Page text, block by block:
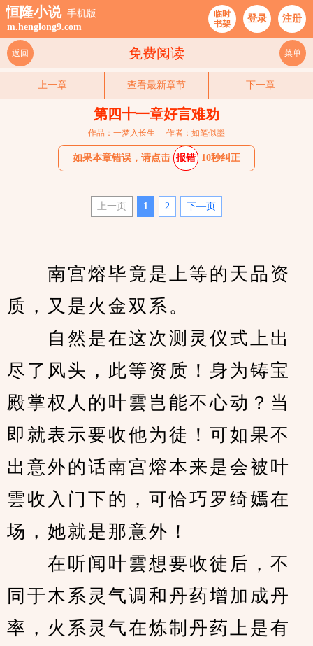
恒隆小说 手机版
m.henglong9.com
临时
书架
登录 注册
免费阅读
返回 菜单
上一章 查看最新章节 下一章
第四十一章好言难劝
作品：一梦入长生 作者：如笔似墨
如果本章错误，请点击 报错 10秒纠正
上一页 1 2 下—页
南宫熔毕竟是上等的天品资
质，又是火金双系。
自然是在这次测灵仪式上出
尽了风头，此等资质！身为铸宝
殿掌权人的叶雲岂能不心动？当
即就表示要收他为徒！可如果不
出意外的话南宫熔本来是会被叶
雲收入门下的，可恰巧罗绮嫣在
场，她就是那意外！
在听闻叶雲想要收徒后，不
同于木系灵气调和丹药增加成丹
率，火系灵气在炼制丹药上是有